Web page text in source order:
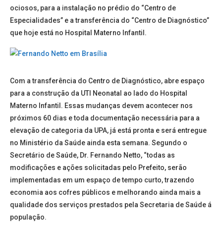
ociosos, para a instalação no prédio do “Centro de
Especialidades” e a transferência do “Centro de Diagnóstico”
que hoje está no Hospital Materno Infantil.
Com a transferência do Centro de Diagnóstico, abre espaço
para a construção da UTI Neonatal ao lado do Hospital
Materno Infantil. Essas mudanças devem acontecer nos
próximos 60 dias e toda documentação necessária para a
elevação de categoria da UPA, já está pronta e será entregue
no Ministério da Saúde ainda esta semana. Segundo o
Secretário de Saúde, Dr. Fernando Netto, “todas as
modificações e ações solicitadas pelo Prefeito, serão
implementadas em um espaço de tempo curto, trazendo
economia aos cofres públicos e melhorando ainda mais a
qualidade dos serviços prestados pela Secretaria de Saúde á
população.